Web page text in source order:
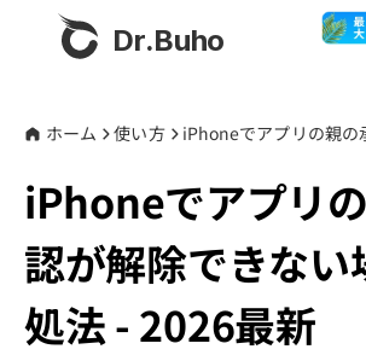
Dr.Buho
製品
BuhoCleaner
BuhoRepair
ストア
ホーム 使い方
iPhoneでアプリ
認が解除できない
処法 - 2026最新